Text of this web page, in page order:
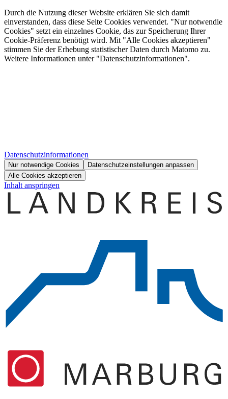
Durch die Nutzung dieser Website erklären Sie sich damit
einverstanden, dass diese Seite Cookies verwendet. "Nur notwendie
Cookies" setzt ein einzelnes Cookie, das zur Speicherung Ihrer
Cookie-Präferenz benötigt wird. Mit "Alle Cookies akzeptieren"
stimmen Sie der Erhebung statistischer Daten durch Matomo zu.
Weitere Informationen unter "Datenschutzinformationen".
Datenschutzinformationen
Nur notwendige Cookies
Datenschutzeinstellungen anpassen
Alle Cookies akzeptieren
Inhalt anspringen